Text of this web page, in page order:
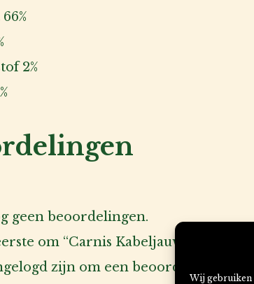
Wij gebruiken
2%
geen beoordelingen.
om “Carnis Kabeljauw blokjes”
zijn om een beoordeling te